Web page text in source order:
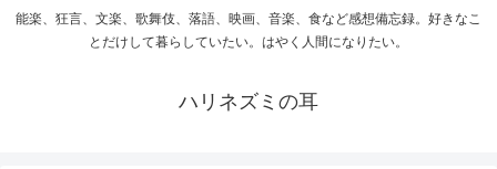
能楽、狂言、文楽、歌舞伎、落語、映画、音楽、食など感想備忘録。好きなこ
とだけして暮らしていたい。はやく人間になりたい。
ハリネズミの耳